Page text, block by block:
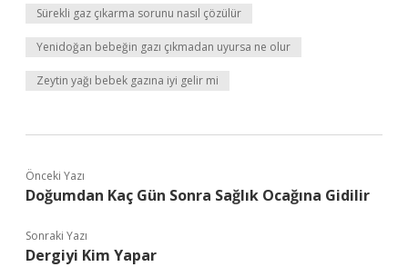
Sürekli gaz çıkarma sorunu nasıl çözülür
Yenidoğan bebeğin gazı çıkmadan uyursa ne olur
Zeytin yağı bebek gazına iyi gelir mi
Önceki Yazı
Doğumdan Kaç Gün Sonra Sağlık Ocağına Gidilir
Sonraki Yazı
Dergiyi Kim Yapar